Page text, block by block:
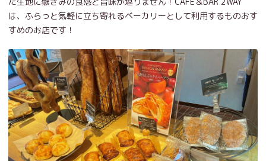
は、ふらっと気軽に立ち寄れるベーカリーとして利用するものおす
すめのお店です！